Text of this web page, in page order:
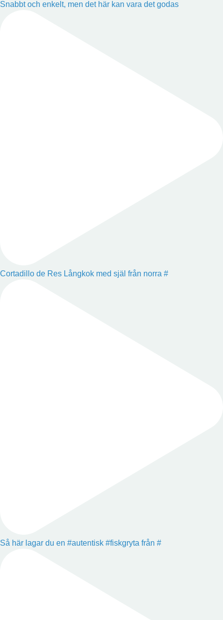
Snabbt och enkelt, men det här kan vara det godas
Cortadillo de Res Långkok med själ från norra #
Så här lagar du en #autentisk #fiskgryta från #